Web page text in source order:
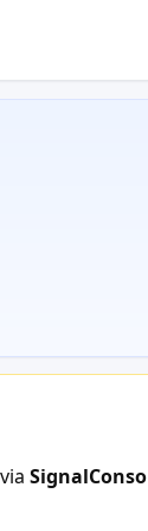
SignalConso